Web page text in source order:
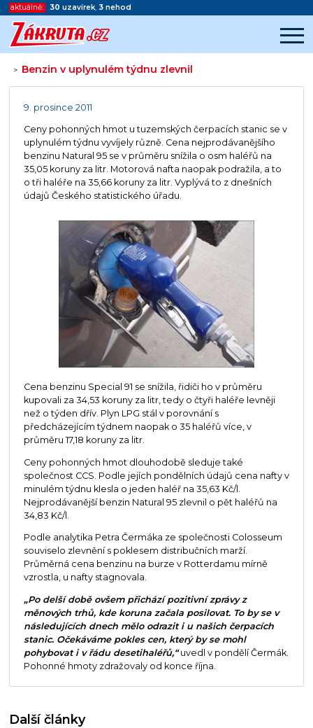
aktuálně: 30 uzavírek, 3 nehod
> Benzin v uplynulém týdnu zlevnil
Začátek reklamy
9. prosince 2011
Ceny pohonných hmot u tuzemských čerpacích stanic se v
uplynulém týdnu vyvíjely různě. Cena nejprodávanějšího
benzinu Natural 95 se v průměru snížila o osm haléřů na
35,05 koruny za litr. Motorová nafta naopak podražila, a to
o tři haléře na 35,66 koruny za litr. Vyplývá to z dnešních
údajů Českého statistického úřadu.
Cena benzinu Special 91 se snížila, řidiči ho v průměru
kupovali za 34,53 koruny za litr, tedy o čtyři haléře levněji
než o týden dřív. Plyn LPG stál v porovnání s
předcházejícím týdnem naopak o 35 haléřů více, v
průměru 17,18 koruny za litr.
Ceny pohonných hmot dlouhodobě sleduje také
společnost CCS. Podle jejích pondělních údajů cena nafty v
minulém týdnu klesla o jeden haléř na 35,63 Kč/l.
Nejprodávanější benzin Natural 95 zlevnil o pět haléřů na
34,83 Kč/l.
Podle analytika Petra Čermáka ze společnosti Colosseum
souviselo zlevnění s poklesem distribučních marží.
Průměrná cena benzinu na burze v Rotterdamu mírně
vzrostla, u nafty stagnovala.
„Po delší době ovšem přichází pozitivní zprávy z
měnových trhů, kde koruna začala posilovat. To by se v
následujících dnech mělo odrazit i u našich čerpacích
stanic. Očekáváme pokles cen, který by se mohl
pohybovat i v řádu desetihaléřů,“uvedl v pondělí Čermák.
Pohonné hmoty zdražovaly od konce října.
Další články